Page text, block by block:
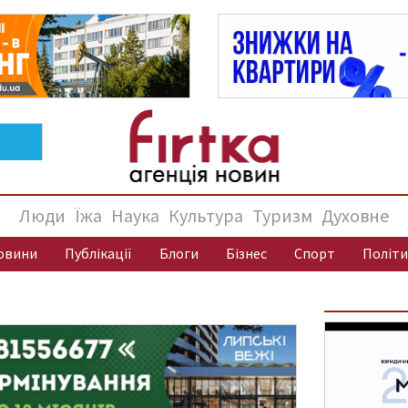
Люди Їжа Наука Культура Туризм Духовне
Публікації Блоги Бізнес Спорт